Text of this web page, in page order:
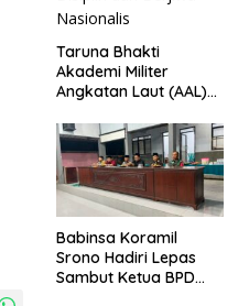
Taruna Bhakti
Akademi Militer
Angkatan Laut (AAL)
0825/Banyuwangi
Wujudkan Generasi
Disiplin dan Berjiwa
Nasionalis
Babinsa Koramil
Srono Hadiri Lepas
Sambut Ketua BPD